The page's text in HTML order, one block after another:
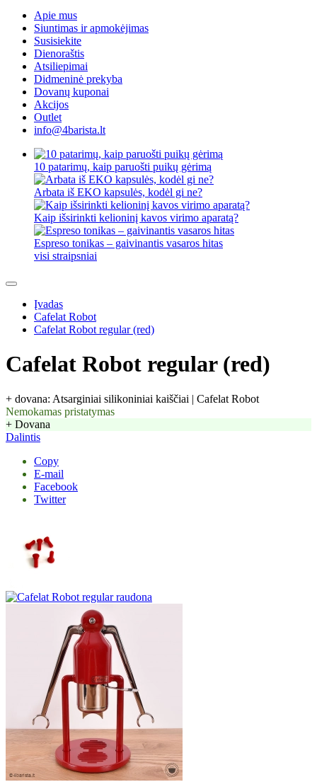
Apie mus
Siuntimas ir apmokėjimas
Susisiekite
Dienoraštis
Atsiliepimai
Didmeninė prekyba
Dovanų kuponai
Akcijos
Outlet
info@4barista.lt
10 patarimų, kaip paruošti puikų gėrimą
Arbata iš EKO kapsulės, kodėl gi ne?
Kaip išsirinkti kelioninį kavos virimo aparatą?
Espreso tonikas – gaivinantis vasaros hitas
visi straipsniai
Įvadas
Cafelat Robot
Cafelat Robot regular (red)
Cafelat Robot regular (red)
+ dovana: Atsarginiai silikoniniai kaiščiai | Cafelat Robot
Nemokamas pristatymas
+ Dovana
Dalintis
Copy
E-mail
Facebook
Twitter